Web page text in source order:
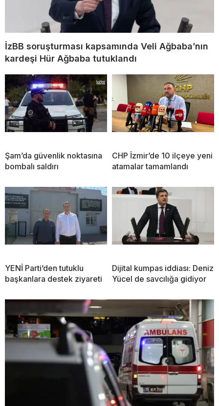
İzBB soruşturması kapsamında Veli Ağbaba’nın
kardeşi Hür Ağbaba tutuklandı
Şam’da güvenlik noktasına
bombalı saldırı
CHP İzmir’de 10 ilçeye yeni
atamalar tamamlandı
YENİ Parti’den tutuklu
başkanlara destek ziyareti
Dijital kumpas iddiası: Deniz
Yücel de savcılığa gidiyor